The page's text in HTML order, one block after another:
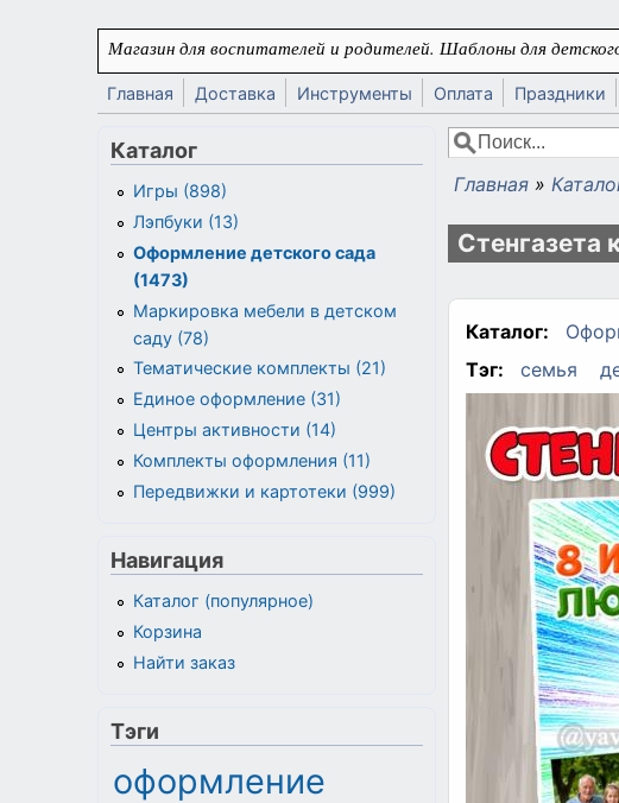
Перейти к основному содержанию
Магазин для воспитателей и родителей. Шаблоны для
Главная Доставка Инструменты Оплата Праздники
Форма
Поиск
Вы здесь
Главная »
Стенгазета
Каталог:
Тэг:
семья
Каталог
Игры (898)
Лэпбуки (13)
Оформление детского сада
(1473)
Маркировка мебели в детском
саду (78)
Тематические комплекты (21)
Единое оформление (31)
Центры активности (14)
Комплекты оформления (11)
Передвижки и картотеки (999)
Навигация
Каталог (популярное)
Корзина
Найти заказ
Тэги
оформление